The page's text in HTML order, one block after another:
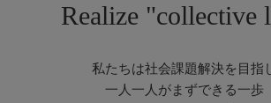
Realize "collective
私たちは社会課題解決を目指
一人一人がまずできる一歩